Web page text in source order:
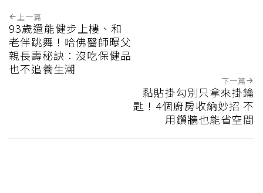
上一篇
93歲還能健步上樓、和
老伴跳舞！哈佛醫師曝父
親長壽秘訣：沒吃保健品
也不追養生潮
下一篇
黏貼掛勾別只拿來掛鑰
匙！4個廚房收納妙招 不
用鑽牆也能省空間